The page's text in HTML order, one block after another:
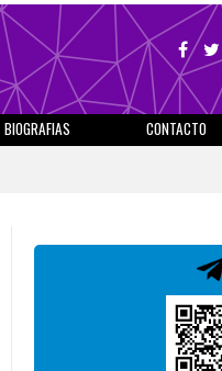
BIOGRAFIAS CONTACTO